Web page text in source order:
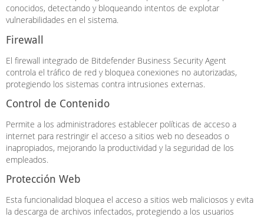
conocidos, detectando y bloqueando intentos de explotar
vulnerabilidades en el sistema.
Firewall
El firewall integrado de Bitdefender Business Security Agent
controla el tráfico de red y bloquea conexiones no autorizadas,
protegiendo los sistemas contra intrusiones externas.
Control de Contenido
Permite a los administradores establecer políticas de acceso a
internet para restringir el acceso a sitios web no deseados o
inapropiados, mejorando la productividad y la seguridad de los
empleados.
Protección Web
Esta funcionalidad bloquea el acceso a sitios web maliciosos y evita
la descarga de archivos infectados, protegiendo a los usuarios